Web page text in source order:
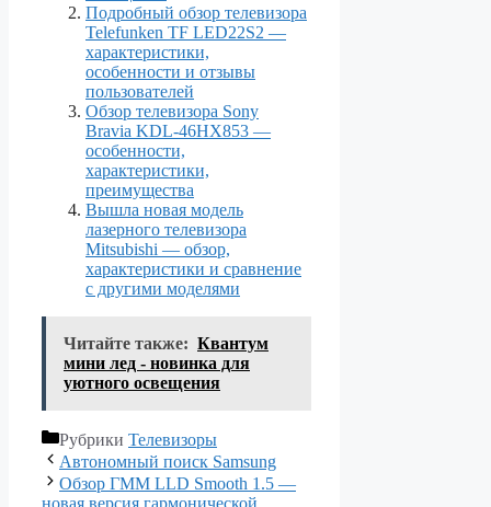
Подробный обзор телевизора
Telefunken TF LED22S2 —
характеристики,
особенности и отзывы
пользователей
Обзор телевизора Sony
Bravia KDL-46HX853 —
особенности,
характеристики,
преимущества
Вышла новая модель
лазерного телевизора
Mitsubishi — обзор,
характеристики и сравнение
с другими моделями
Читайте также: Квантум
мини лед - новинка для
уютного освещения
Рубрики Телевизоры
Автономный поиск Samsung
Обзор ГММ LLD Smooth 1.5 —